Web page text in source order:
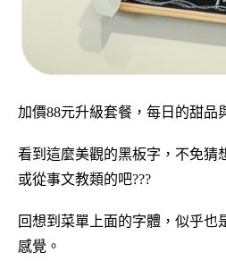
加價88元升級套餐，每日的甜品
看到這麼美觀的黑板字，不免猜
或從事文教類的吧???
回想到菜單上面的字體，似乎也
感覺。